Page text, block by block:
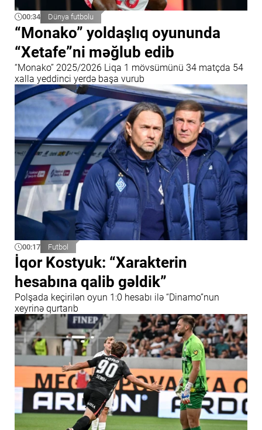
00:34 Dünya futbolu
“Monako” yoldaşlıq oyununda
“Xetafe”ni məğlub edib
“Monako” 2025/2026 Liqa 1 mövsümünü 34 matçda 54
xalla yeddinci yerdə başa vurub
00:17 Futbol
İqor Kostyuk: “Xarakterin
hesabına qalib gəldik”
Polşada keçirilən oyun 1:0 hesabı ilə “Dinamo”nun
xeyrinə qurtarıb